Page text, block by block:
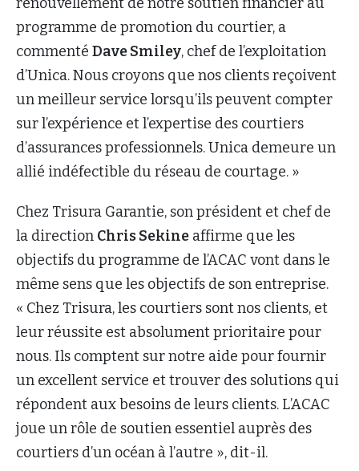
programme de promotion du courtier, a
commenté Dave Smiley, chef de l’exploitation
d’Unica. Nous croyons que nos clients reçoivent
un meilleur service lorsqu’ils peuvent compter
sur l’expérience et l’expertise des courtiers
d’assurances professionnels. Unica demeure un
allié indéfectible du réseau de courtage. »
Chez Trisura Garantie, son président et chef de
la direction Chris Sekine affirme que les
objectifs du programme de l’ACAC vont dans le
même sens que les objectifs de son entreprise.
« Chez Trisura, les courtiers sont nos clients, et
leur réussite est absolument prioritaire pour
nous. Ils comptent sur notre aide pour fournir
un excellent service et trouver des solutions qui
répondent aux besoins de leurs clients. L’ACAC
joue un rôle de soutien essentiel auprès des
courtiers d’un océan à l’autre », dit-il.